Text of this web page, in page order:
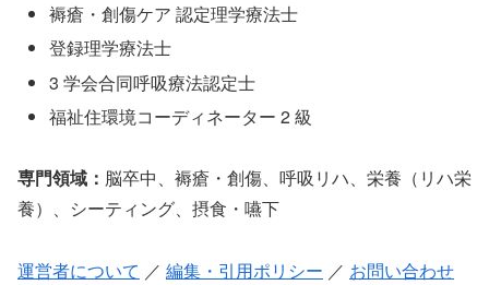
褥瘡・創傷ケア 認定理学療法士
登録理学療法士
3 学会合同呼吸療法認定士
福祉住環境コーディネーター 2 級
専門領域： 脳卒中、褥瘡・創傷、呼吸リハ、栄養（リハ栄
養）、シーティング、摂食・嚥下
運営者について ／ 編集・引用ポリシー ／ お問い合わせ